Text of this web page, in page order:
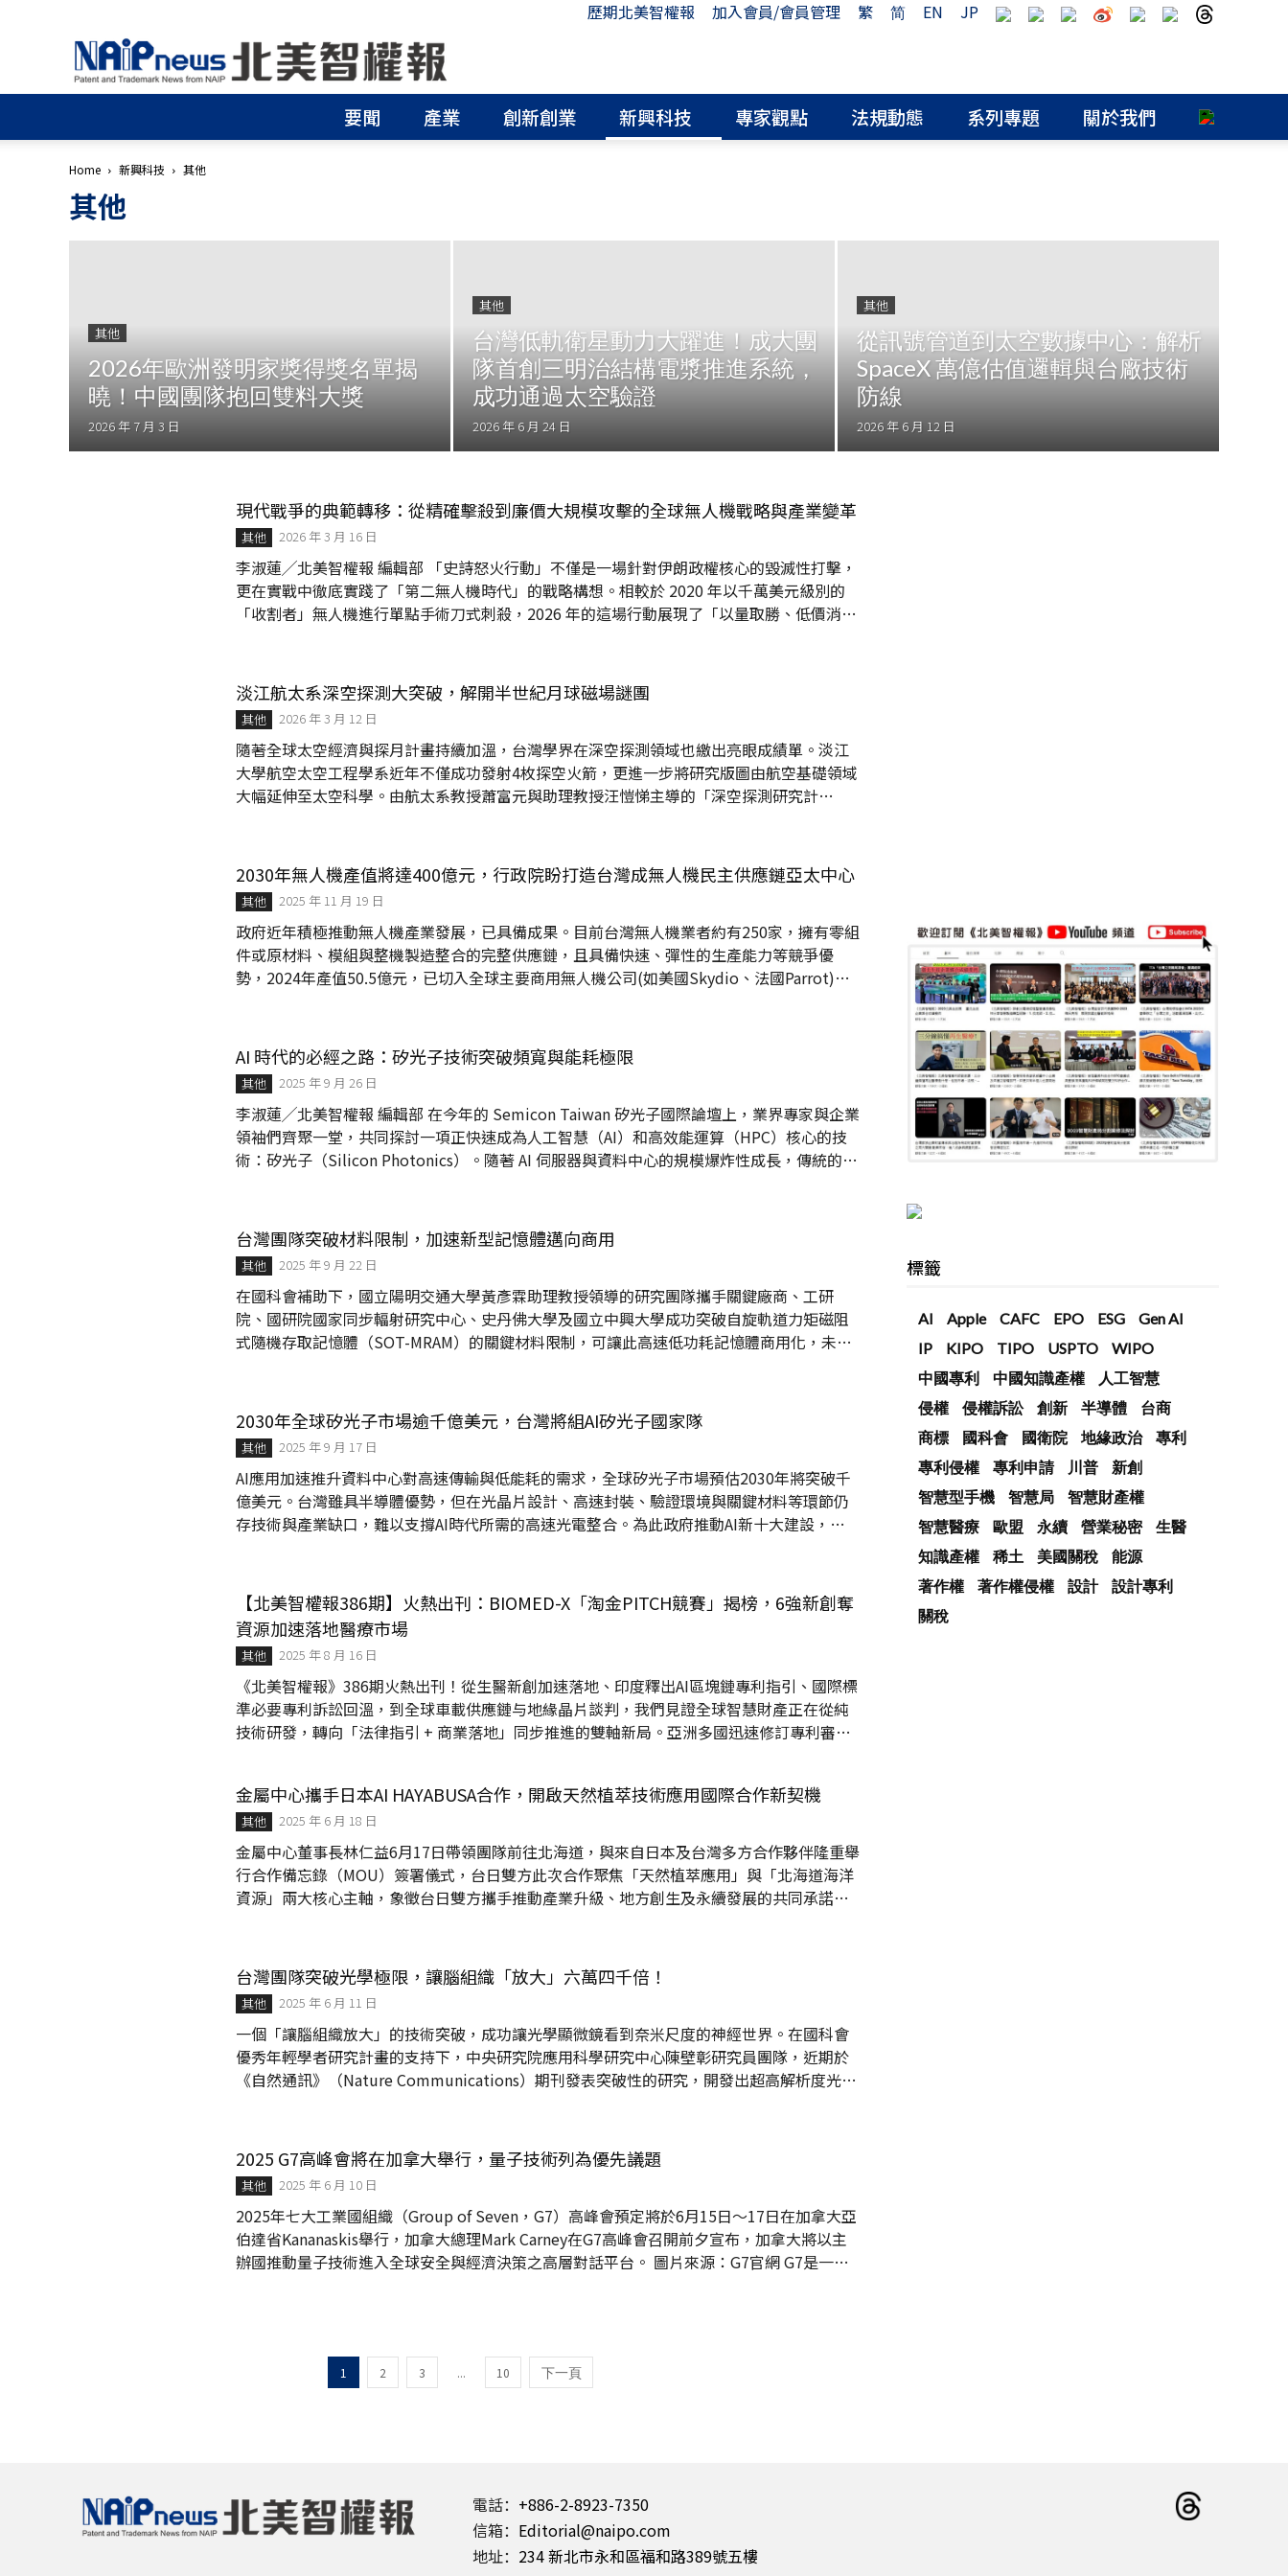
歷期北美智權報 加入會員/會員管理 繁 简 EN
JP
北
美
智
權
│
│
侵
權
分
智
權
顧
問
│
專
利
佈
美
國
專
利
要聞 產業 創新創業 新興科技 專家觀點 法規動態 系列專題 關於我們
Home 新興科技 其他
其他
其他
2026年歐洲發明家獎得獎名單揭
曉！中國團隊抱回雙料大獎
2026 年 7 月 3 日
其他
台灣低軌衛星動力大躍進！成大團
隊首創三明治結構電漿推進系統，
成功通過太空驗證
2026 年 6 月 24 日
其他
從訊號管道到太空數據中心：解析
SpaceX 萬億估值邏輯與台廠技術
防線
2026 年 6 月 12 日
現代戰爭的典範轉移：從精確擊殺到廉價大規模攻擊的全球無人機戰略與產業變革
其他 2026 年 3 月 16 日
李淑蓮╱北美智權報 編輯部 「史詩怒火行動」不僅是一場針對伊朗政權核心的毀滅性打擊，
更在實戰中徹底實踐了「第二無人機時代」的戰略構想。相較於 2020 年以千萬美元級別的
「收割者」無人機進行單點手術刀式刺殺，2026 年的這場行動展現了「以量取勝、低價消
取烏克蘭戰場的經驗，現代作戰不再依賴昂貴且易損的重型裝備，而是利用數以千計具備邊
緣 AI 技術的廉價無人載具，在電子干擾環境下實現自主導航與蜂群協作。這種模式不僅能有
效...
淡江航太系深空探測大突破，解開半世紀月球磁場謎團
其他 2026 年 3 月 12 日
隨著全球太空經濟與探月計畫持續加溫，台灣學界在深空探測領域也繳出亮眼成績單。淡江
大學航空太空工程學系近年不僅成功發射4枚探空火箭，更進一步將研究版圖由航空基礎領域
大幅延伸至太空科學。由航太系教授蕭富元與助理教授汪愷悌主導的「深空探測研究計
汪愷悌近日與中央大學展開跨校合作，將突破性的研究成果發表於國際頂尖天文期刊《The
Astrophysical Journal Letters》（ApJL）。該研究鎖定自1960年代以來反覆被...
2030年無人機產值將達400億元，行政院盼打造台灣成無人機民主供應鏈亞太中心
其他 2025 年 11 月 19 日
政府近年積極推動無人機產業發展，已具備成果。目前台灣無人機業者約有250家，擁有零組
件或原材料、模組與整機製造整合的完整供應鏈，且具備快速、彈性的生產能力等競爭優
勢，2024年產值50.5億元，已切入全球主要商用無人機公司(如美國Skydio、法國Parrot)之
機民主供應鏈亞太中心，行政院於2025年10月核定「無人載具產業發展統籌型計畫」，2025
年至2030年投入總經費442億元，由經濟部統籌，整合國發基金、國科會...
AI 時代的必經之路：矽光子技術突破頻寬與能耗極限
其他 2025 年 9 月 26 日
李淑蓮╱北美智權報 編輯部 在今年的 Semicon Taiwan 矽光子國際論壇上，業界專家與企業
領袖們齊聚一堂，共同探討一項正快速成為人工智慧（AI）和高效能運算（HPC）核心的技
術：矽光子（Silicon Photonics）。隨著 AI 伺服器與資料中心的規模爆炸性成長，傳統的銅
是將雷射、調變器、波導與探測器等光學元件，直接整合到單一矽晶片上。由於採用與
台灣團隊突破材料限制，加速新型記憶體邁向商用
其他 2025 年 9 月 22 日
在國科會補助下，國立陽明交通大學黃彥霖助理教授領導的研究團隊攜手關鍵廠商、工研
院、國研院國家同步輻射研究中心、史丹佛大學及國立中興大學成功突破自旋軌道力矩磁阻
式隨機存取記憶體（SOT-MRAM）的關鍵材料限制，可讓此高速低功耗記憶體商用化，未來
上。 記憶體是電腦的「資料倉庫」，負責儲存指令、運算結果及各種運算所需的資訊。現有
的記憶體分成兩大類：一種是速度快但斷電就消失的揮發性記憶體（如DRAM、SRAM）...
2030年全球矽光子市場逾千億美元，台灣將組AI矽光子國家隊
其他 2025 年 9 月 17 日
AI應用加速推升資料中心對高速傳輸與低能耗的需求，全球矽光子市場預估2030年將突破千
億美元。台灣雖具半導體優勢，但在光晶片設計、高速封裝、驗證環境與關鍵材料等環節仍
存技術與產業缺口，難以支撐AI時代所需的高速光電整合。為此政府推動AI新十大建設，經
光子產業聯盟，集結逾150家廠商，目標為AI時代奠定堅實基礎，全面提升台灣在矽光子領域
的競爭力。 國家科學及技術委員會（國科會）9月17日召開第17次委員會議，由經濟部提報
「矽光子研發...
【北美智權報386期】火熱出刊：BIOMED-X「淘金PITCH競賽」揭榜，6強新創奪
資源加速落地醫療市場
其他 2025 年 8 月 16 日
《北美智權報》386期火熱出刊！從生醫新創加速落地、印度釋出AI區塊鏈專利指引、國際標
準必要專利訴訟回溫，到全球車載供應鏈与地緣晶片談判，我們見證全球智慧財產正在從純
技術研發，轉向「法律指引 + 商業落地」同步推進的雙軸新局。亞洲多國迅速修訂專利審查
授權模式與資本鏈結，才能在2025年下半年不確定的經濟環境中取得主動地位。
金屬中心攜手日本AI HAYABUSA合作，開啟天然植萃技術應用國際合作新契機
其他 2025 年 6 月 18 日
金屬中心董事長林仁益6月17日帶領團隊前往北海道，與來自日本及台灣多方合作夥伴隆重舉
行合作備忘錄（MOU）簽署儀式，台日雙方此次合作聚焦「天然植萃應用」與「北海道海洋
資源」兩大核心主軸，象徵台日雙方攜手推動產業升級、地方創生及永續發展的共同承諾與
作夥伴簽署MOU，圖由左至右為慧穎生醫總經理謝震、金屬中心董事長林仁益、日本AI
HAYABUSA公司社長村松洋明、智能未來副董事長黃啟明；圖片來源：金屬中心提供 天然物
創新應...
台灣團隊突破光學極限，讓腦組織「放大」六萬四千倍！
其他 2025 年 6 月 11 日
一個「讓腦組織放大」的技術突破，成功讓光學顯微鏡看到奈米尺度的神經世界。在國科會
優秀年輕學者研究計畫的支持下，中央研究院應用科學研究中心陳壁彰研究員團隊，近期於
《自然通訊》（Nature Communications）期刊發表突破性的研究，開發出超高解析度光學
析度高達約 10 奈米，接近電子顯微鏡水準；同時仍保有多色螢光標記等光學成像優勢。 傳
統光學顯微鏡因「繞射極限」所限，解析度僅能到 200 奈米，間距低於200奈米...
2025 G7高峰會將在加拿大舉行，量子技術列為優先議題
其他 2025 年 6 月 10 日
2025年七大工業國組織（Group of Seven，G7）高峰會預定將於6月15日～17日在加拿大亞
伯達省Kananaskis舉行，加拿大總理Mark Carney在G7高峰會召開前夕宣布，加拿大將以主
辦國推動量子技術進入全球安全與經濟決策之高層對話平台。 圖片來源：G7官網 G7是一個
員國致力於合作、穩定和共同繁榮的論壇。2...
1 2 3 ... 10
標籤
AI Apple CAFC EPO ESG
Gen AI
IP
KIPO TIPO USPTO
WIPO
中國專利
中國知識產權
人工智慧
侵權
侵權訴訟 創新 半導體
台商
商標
國科會 國衛院 地緣政治
專利
專利侵權
專利申請 川普
新創
智慧型手機
智慧局
智慧財產權
智慧醫療
歐盟 永續 營業秘密
生醫
知識產權
稀土 美國關稅
能源
著作權
著作權侵權 設計
設計專利
關稅
電話： +886-2-8923-7350
信箱： Editorial@naipo.com
地址： 234 新北市永和區福和路389號五樓